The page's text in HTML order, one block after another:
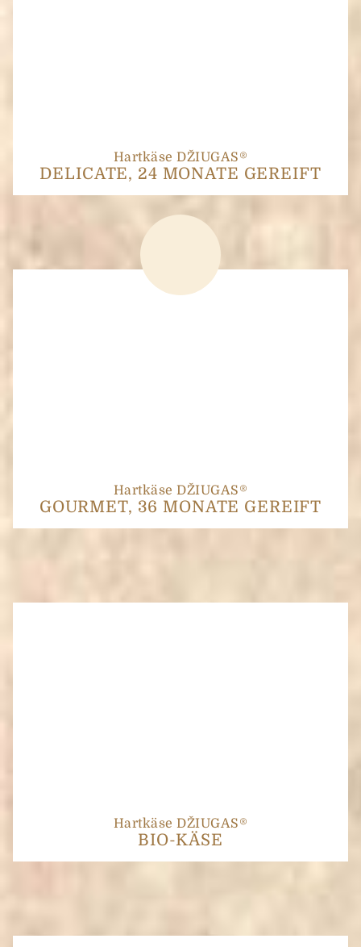
Hartkäse DŽIUGAS®
DELICATE, 24 MONATE GEREIFT
Hartkäse DŽIUGAS®
GOURMET, 36 MONATE GEREIFT
Hartkäse DŽIUGAS®
BIO-KÄSE